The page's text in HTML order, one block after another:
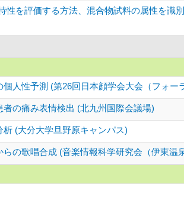
性を評価する方法、混合物試料の属性を識
人性予測 (第26回日本顔学会大会（フォー
の痛み表情検出 (北九州国際会議場)
(大分大学旦野原キャンパス)
の歌唱合成 (音楽情報科学研究会（伊東温